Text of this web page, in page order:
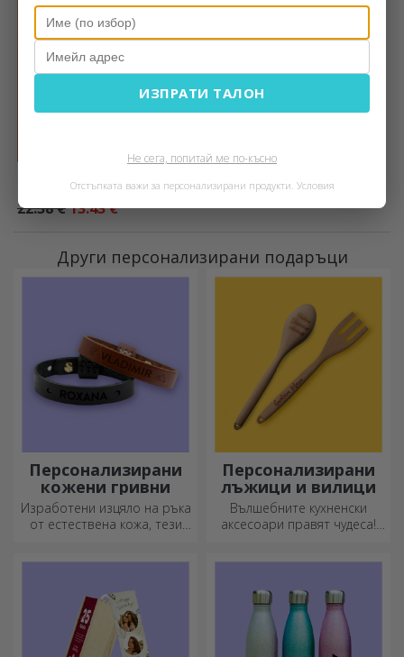
-40%
10 снимки и име от 5 букви
22.38 €13.43 €
Други персонализирани подаръци
Персонализирани
кожени гривни
Изработени изцяло на ръка
от естествена кожа, тези
Персонализирани
лъжици и вилици
Вълшебните кухненски
аксесоари правят чудеса!
ИЗПРАТИ ТАЛОН
Не сега, попитай ме по-късно
Отстъпката важи за персонализирани продукти. Условия